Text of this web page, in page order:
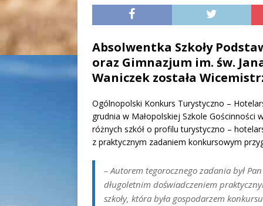
Absolwentka Szkoły
oraz Gimnazjum im. św.
Waniczek została
Ogólnopolski Konkurs Turystyczno –
grudnia w Małopolskiej Szkole Gościnności
różnych szkół o profilu turystyczno –
z praktycznym zadaniem konkursowym
– Autorem tegorocznego zadania był
długoletnim doświadczeniem
szkoły, która była gospodarzem